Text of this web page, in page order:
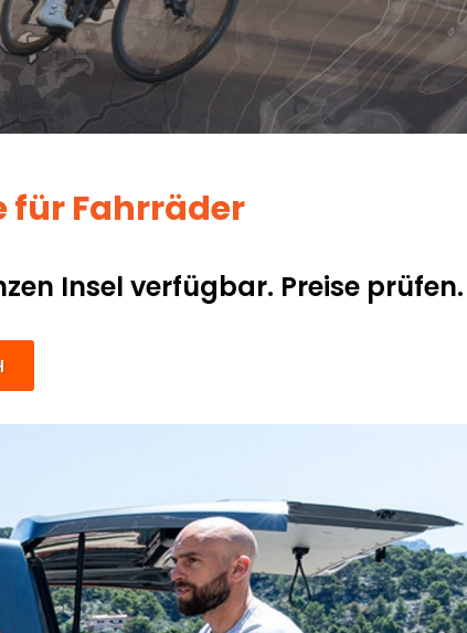
für Fahrräder
Insel verfügbar. Preise prüfen.